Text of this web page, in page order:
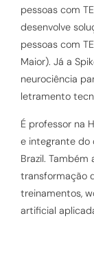
pessoas com
desenvolve
pessoas com
Maior). Já a
neurociência
letramento
É professor na
e integrante do
Brazil.
transformação
treinamentos,
artificial